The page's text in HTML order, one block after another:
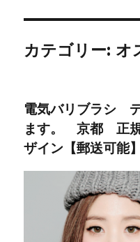
カテゴリー: オ
電気バリブラシ
ます。 京都 正
ザイン【郵送可能